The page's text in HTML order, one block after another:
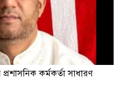
কর্মকর্তা সাধারণ